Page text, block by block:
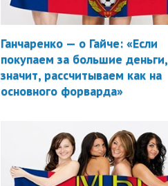
Ганчаренко — о Гайче: «Если
покупаем за большие деньги,
значит, рассчитываем как на
основного форварда»